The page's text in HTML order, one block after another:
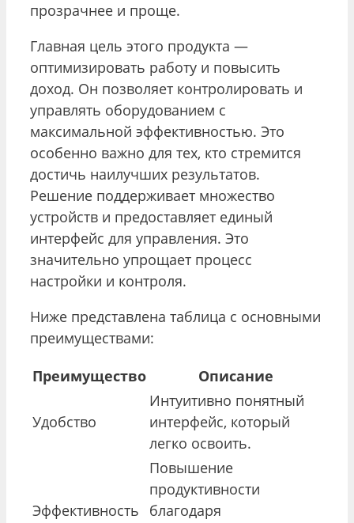
прозрачнее и проще.
Главная цель этого продукта —
оптимизировать работу и повысить
доход. Он позволяет контролировать и
управлять оборудованием с
максимальной эффективностью. Это
особенно важно для тех, кто стремится
достичь наилучших результатов.
Решение поддерживает множество
устройств и предоставляет единый
интерфейс для управления. Это
значительно упрощает процесс
настройки и контроля.
Ниже представлена таблица с основными
преимуществами:
Преимущество
Описание
Удобство
Интуитивно понятный
интерфейс, который
легко освоить.
Эффективность
Повышение
продуктивности
благодаря